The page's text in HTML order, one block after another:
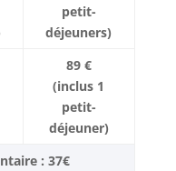
petit-
déjeuners)
89 €
(inclus 1
petit-
déjeuner)
: 37€